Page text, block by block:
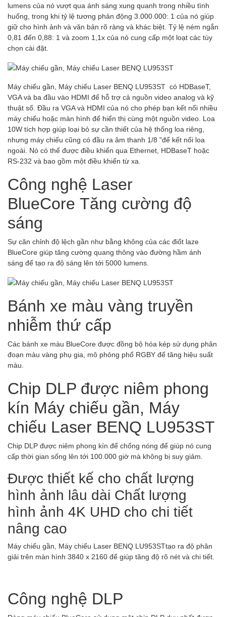
lumens của nó vượt qua ánh sáng xung quanh trong nhiều tình
huống, trong khi tỷ lệ tương phản động 3.000.000: 1 của nó giúp
giữ cho hình ảnh và văn bản rõ ràng và khác biệt. Tỷ lệ ném ngắn
0,81 đến 0,88: 1 và zoom 1,1x của nó cung cấp một loạt các tùy
chọn cài đặt.
Máy chiếu gần, Máy chiếu Laser BENQ LU953ST có HDBaseT,
VGA và ba đầu vào HDMI để hỗ trợ cả nguồn video analog và kỹ
thuật số. Đầu ra VGA và HDMI của nó cho phép bạn kết nối nhiều
máy chiếu hoặc màn hình để hiển thị cùng một nguồn video. Loa
10W tích hợp giúp loại bỏ sự cần thiết của hệ thống loa riêng,
nhưng máy chiếu cũng có đầu ra âm thanh 1/8 "để kết nối loa
ngoài. Nó có thể được điều khiển qua Ethernet, HDBaseT hoặc
RS-232 và bao gồm một điều khiển từ xa.
Công nghệ Laser
BlueCore Tăng cường độ
sáng
Sự căn chỉnh độ lệch gần như bằng không của các điốt laze
BlueCore giúp tăng cường quang thông vào đường hầm ánh
sáng để tạo ra độ sáng lên tới 5000 lumens.
Bánh xe màu vàng truyền
nhiễm thứ cấp
Các bánh xe màu BlueCore được đồng bộ hóa kép sử dụng phân
đoạn màu vàng phụ gia, mô phỏng phổ RGBY để tăng hiệu suất
màu.
Chip DLP được niêm phong
kín Máy chiếu gần, Máy
chiếu Laser BENQ LU953ST
Chip DLP được niêm phong kín để chống nóng để giúp nó cung
cấp thời gian sống lên tới 100.000 giờ mà không bị suy giảm.
Được thiết kế cho chất lượng
hình ảnh lâu dài Chất lượng
hình ảnh 4K UHD cho chi tiết
nâng cao
Máy chiếu gần, Máy chiếu Laser BENQ LU953STtạo ra độ phân
giải trên màn hình 3840 x 2160 để giúp tăng độ rõ nét và chi tiết.
Công nghệ DLP